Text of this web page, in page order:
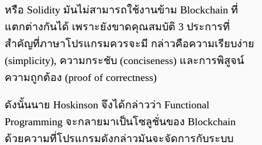
หรือ Solidity มันไม่สามารถใช้งานข้าม Blockchain ที่
แตกต่างกันได้ เพราะยังขาดคุณสมบัติ 3 ประการที่
สำคัญที่ภาษาโปรแกรมควรจะมี กล่าวคือความเรียบง่าย
(simplicity), ความกระชับ (conciseness) และการพิสูจน์
ความถูกต้อง (proof of correctness)
ดังนั้นนาย Hoskinson จึงได้กล่าวว่า Functional
Programming จะกลายมาเป็นโซลูชั่นของ Blockchain
ด้วยความที่โปรแกรมดังกล่าวมันจะจัดการกับระบบ